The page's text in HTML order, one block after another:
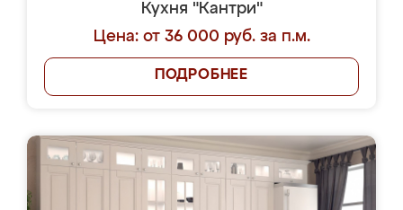
Кухня "Кантри"
Цена: от 36 000 руб. за п.м.
ПОДРОБНЕЕ